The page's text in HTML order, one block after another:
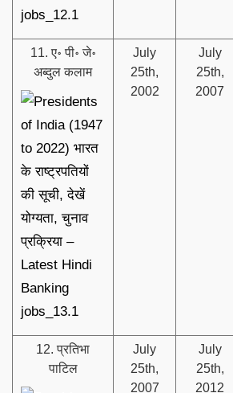
11. ए॰ पी॰ जे॰
अब्दुल कलाम
July
25th,
2002
July
25th,
2007
12. प्रतिभा
पाटिल
July
25th,
2007
July
25th,
2012